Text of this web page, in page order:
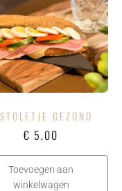
GEZOND
€ 5,00
Toevoegen aan
winkelwagen